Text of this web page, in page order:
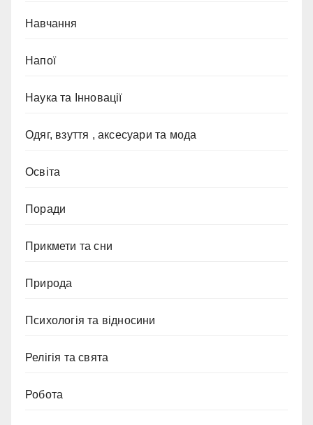
Навчання
Напої
Наука та Інновації
Одяг, взуття , аксесуари та мода
Освіта
Поради
Прикмети та сни
Природа
Психологія та відносини
Релігія та свята
Робота